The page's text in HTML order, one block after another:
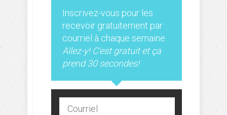
Inscrivez-vous pour les
recevoir gratuitement par
courriel à chaque semaine.
Allez-y! C'est gratuit et ça
prend 30 secondes!